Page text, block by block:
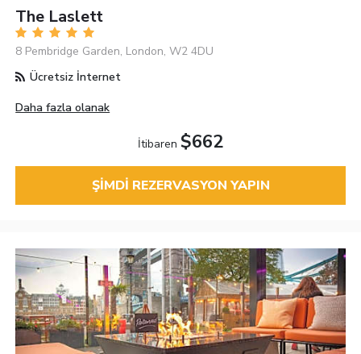
The Laslett
8 Pembridge Garden, London, W2 4DU
Ücretsiz İnternet
Daha fazla olanak
İtibaren $662
ŞIMDI REZERVASYON YAPIN